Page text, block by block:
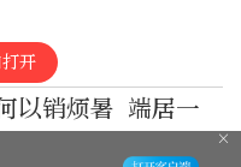
以销烦暑 端居一
开